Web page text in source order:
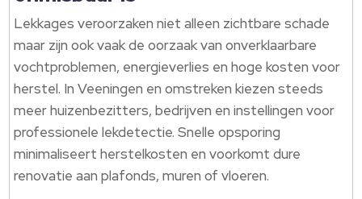
Lekkages veroorzaken niet alleen zichtbare schade
maar zijn ook vaak de oorzaak van onverklaarbare
vochtproblemen, energieverlies en hoge kosten voor
herstel. In Veeningen en omstreken kiezen steeds
meer huizenbezitters, bedrijven en instellingen voor
professionele lekdetectie. Snelle opsporing
minimaliseert herstelkosten en voorkomt dure
renovatie aan plafonds, muren of vloeren.